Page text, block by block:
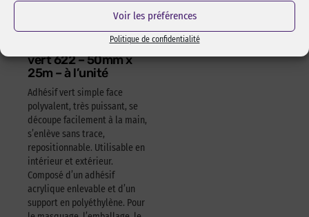
Voir les préférences
Politique de confidentialité
Adhésif polyvalent
vert 622 – 50mm x
25m – à l’unité
Adhésif vert simple face
polyvalent, très puissant, se
découpe facilement à la main,
s’enlève sans trace,
repositionnable. Utilisable en
intérieur et extérieur.
Composé d’un adhésif
acrylique enlevable et d’un
support en polyéthylène. Pour